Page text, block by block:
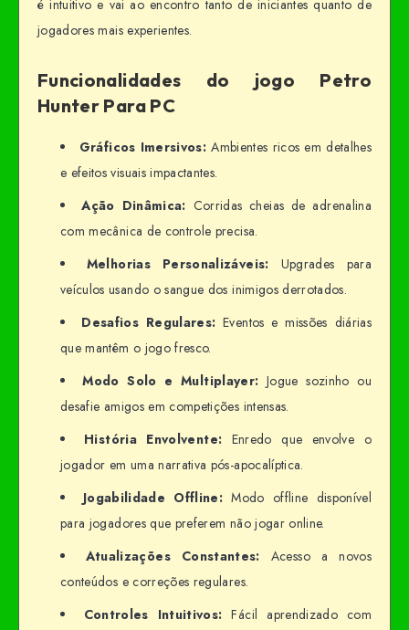
é intuitivo e vai ao encontro tanto de iniciantes quanto de
jogadores mais experientes.
Funcionalidades do jogo Petro
Hunter Para PC
Gráficos Imersivos: Ambientes ricos em detalhes
e efeitos visuais impactantes.
Ação Dinâmica: Corridas cheias de adrenalina
com mecânica de controle precisa.
Melhorias Personalizáveis: Upgrades para
veículos usando o sangue dos inimigos derrotados.
Desafios Regulares: Eventos e missões diárias
que mantêm o jogo fresco.
Modo Solo e Multiplayer: Jogue sozinho ou
desafie amigos em competições intensas.
História Envolvente: Enredo que envolve o
jogador em uma narrativa pós-apocalíptica.
Jogabilidade Offline: Modo offline disponível
para jogadores que preferem não jogar online.
Atualizações Constantes: Acesso a novos
conteúdos e correções regulares.
Controles Intuitivos: Fácil aprendizado com